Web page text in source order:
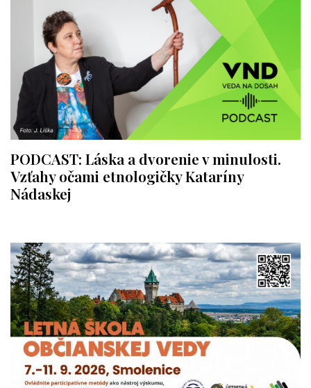
PODCAST: Láska a dvorenie v minulosti.
Vzťahy očami etnologičky Kataríny
Nádaskej